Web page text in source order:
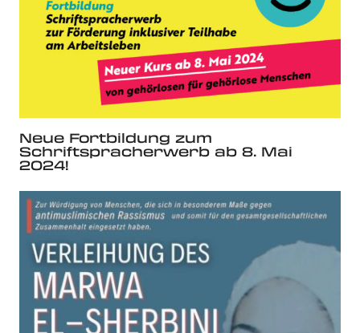
Neue Fortbildung zum
Schriftspracherwerb ab 8. Mai
2024!